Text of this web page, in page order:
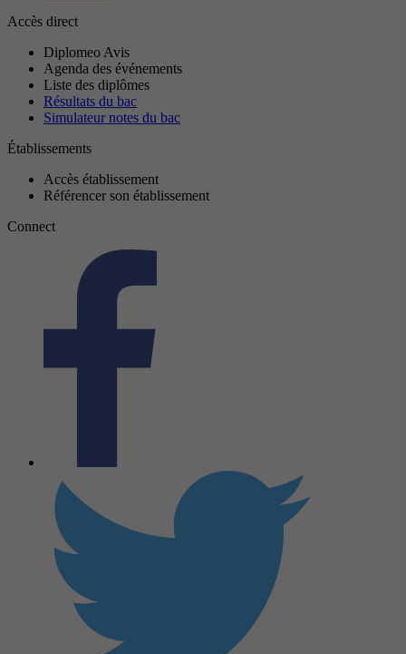
Accès direct
Diplomeo Avis
Agenda des événements
Liste des diplômes
Résultats du bac
Simulateur notes du bac
Établissements
Accès établissement
Référencer son établissement
Connect